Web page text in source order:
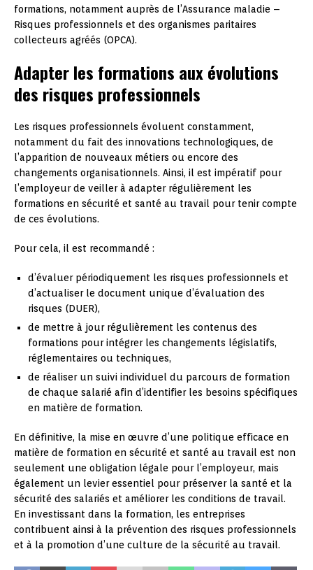
formations, notamment auprès de l’Assurance maladie –
Risques professionnels et des organismes paritaires
collecteurs agréés (OPCA).
Adapter les formations aux évolutions
des risques professionnels
Les risques professionnels évoluent constamment,
notamment du fait des innovations technologiques, de
l’apparition de nouveaux métiers ou encore des
changements organisationnels. Ainsi, il est impératif pour
l’employeur de veiller à adapter régulièrement les
formations en sécurité et santé au travail pour tenir compte
de ces évolutions.
Pour cela, il est recommandé :
d’évaluer périodiquement les risques professionnels et
d’actualiser le document unique d’évaluation des
risques (DUER),
de mettre à jour régulièrement les contenus des
formations pour intégrer les changements législatifs,
réglementaires ou techniques,
de réaliser un suivi individuel du parcours de formation
de chaque salarié afin d’identifier les besoins spécifiques
en matière de formation.
En définitive, la mise en œuvre d’une politique efficace en
matière de formation en sécurité et santé au travail est non
seulement une obligation légale pour l’employeur, mais
également un levier essentiel pour préserver la santé et la
sécurité des salariés et améliorer les conditions de travail.
En investissant dans la formation, les entreprises
contribuent ainsi à la prévention des risques professionnels
et à la promotion d’une culture de la sécurité au travail.